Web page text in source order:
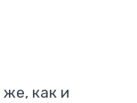
как и